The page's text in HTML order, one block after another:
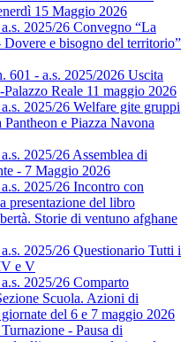
15 Maggio 2026
2025/26 Convegno “La
e bisogno del territorio”
- a.s. 2025/2026 Uscita
Reale 11 maggio 2026
2025/26 Welfare gite gruppi
e Piazza Navona
2025/26 Assemblea di
- 7 Maggio 2026
2025/26 Incontro con
presentazione del libro
Storie di ventuno afghane
2025/26 Questionario Tutti i
e V
2025/26 Comparto
Scuola. Azioni di
del 6 e 7 maggio 2026
- Pausa di